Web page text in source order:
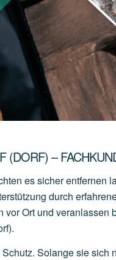
(DORF) –
es sicher entfernen
durch
Ort und veranlassen
Solange sie sich